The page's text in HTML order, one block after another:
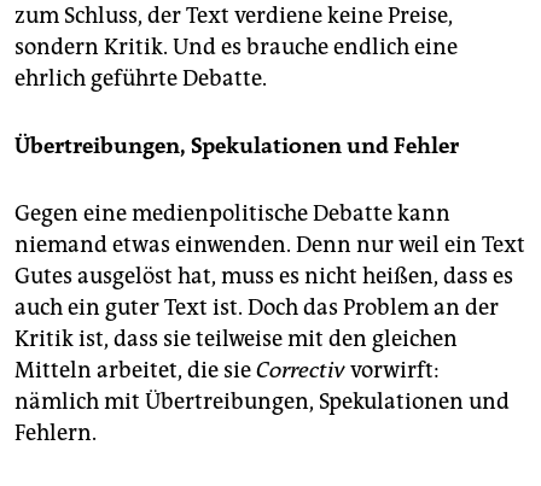
zum Schluss, der Text verdiene keine Preise,
sondern Kritik. Und es brauche endlich eine
ehrlich geführte Debatte.
Übertreibungen, Spekulationen und Fehler
Gegen eine medienpolitische Debatte kann
niemand etwas einwenden. Denn nur weil ein Text
Gutes ausgelöst hat, muss es nicht heißen, dass es
auch ein guter Text ist. Doch das Problem an der
Kritik ist, dass sie teilweise mit den gleichen
Mitteln arbeitet, die sieCorrectivvorwirft:
nämlich mit Übertreibungen, Spekulationen und
Fehlern.